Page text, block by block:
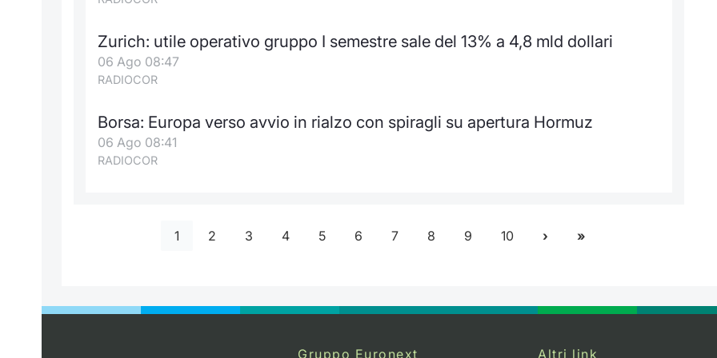
Zurich: utile operativo gruppo I semestre sale del 13% a 4,8 mld dollari
06 Ago 08:47
RADIOCOR
Borsa: Europa verso avvio in rialzo con spiragli su apertura Hormuz
06 Ago 08:41
RADIOCOR
1 2 3 4 5 6 7 8 9 10
Gruppo Euronext Altri link